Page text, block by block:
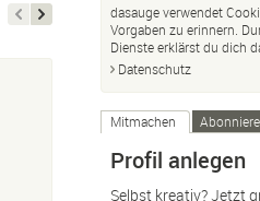
dasauge verwendet
Vorgaben zu erinnern.
Dienste erklärst du dich
Datenschutz
Mitmachen
Profil anlegen
Selbst kreativ? Jetzt